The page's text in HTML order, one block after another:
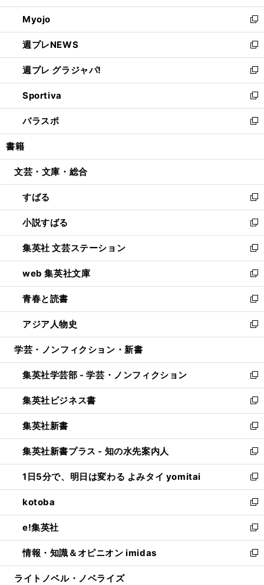
開
く
ウ
で
開
く
ン
ド
ウ
で
開
く
ウ
ィ
ン
ド
ウ
で
開
く
Myojo
新
し
い
ウ
ィ
ン
ド
ウ
で
開
週プレNEWS
新
し
い
ウ
ィ
ン
ド
ウ
開
週プレ グラジャパ!
新
し
い
ウ
ィ
ン
ウ
開
く
Sportiva
新
し
い
ウ
ン
ウ
で
開
く
パラスポ
新
し
ウ
ン
ド
ウ
で
開
く
書籍
文芸・文庫・総合
すばる
新
し
い
ウ
ィ
ン
ド
ウ
で
開
く
小説すばる
新
し
い
ウ
ィ
ン
ド
ウ
で
開
集英社 文芸ステーション
新
し
い
ウ
ィ
ン
ド
ウ
開
く
web 集英社文庫
新
し
い
ウ
ィ
ン
ウ
で
開
く
青春と読書
新
し
い
ウ
ン
ド
ウ
で
開
く
アジア人物史
新
し
ウ
ィ
ン
ド
ウ
で
開
く
学芸・ノンフィクション・新書
集英社学芸部 - 学芸・ノンフィクション
新
し
い
ウ
ィ
ン
ド
ウ
で
開
く
集英社ビジネス書
新
し
い
ウ
ィ
ン
ド
ウ
で
開
く
集英社新書
新
し
い
ウ
ィ
ン
ド
ウ
で
開
く
集英社新書プラス - 知の水先案内人
新
し
い
ウ
ィ
ン
ド
ウ
で
開
1日5分で、明日は変わる よみタイ yomitai
新
し
い
ウ
ィ
ン
ド
ウ
kotoba
新
し
い
ウ
ィ
ン
e!集英社
新
し
い
ウ
情報・知識＆オピニオン imidas
新
し
ライトノベル・ノベライズ